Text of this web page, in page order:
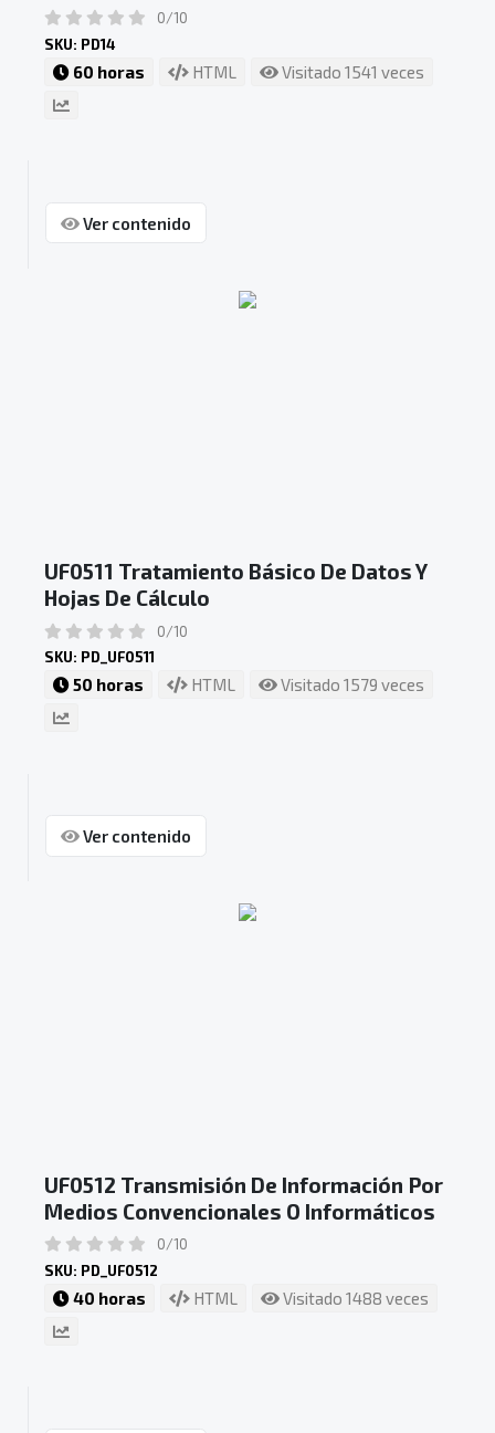
0/10
SKU: PD14
60 horas HTML Visitado 1541 veces
Ver contenido
UF0511 Tratamiento Básico De Datos Y
Hojas De Cálculo
0/10
SKU: PD_UF0511
50 horas HTML Visitado 1579 veces
Ver contenido
UF0512 Transmisión De Información Por
Medios Convencionales O Informáticos
0/10
SKU: PD_UF0512
40 horas HTML Visitado 1488 veces